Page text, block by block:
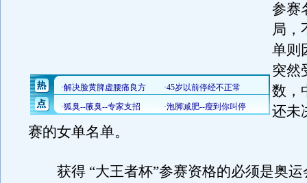
参赛
局，
单则
突然
数，
还未
赛的女单名单。
获得 “大王者杯”参赛资格的必须是奥运